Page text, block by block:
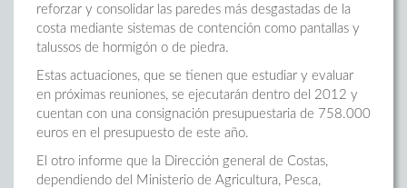
reforzar y consolidar las paredes más desgastadas de la
costa mediante sistemas de contención como pantallas y
talussos de hormigón o de piedra.
Estas actuaciones, que se tienen que estudiar y evaluar
en próximas reuniones, se ejecutarán dentro del 2012 y
cuentan con una consignación presupuestaria de 758.000
euros en el presupuesto de este año.
El otro informe que la Dirección general de Costas,
dependiendo del Ministerio de Agricultura, Pesca,